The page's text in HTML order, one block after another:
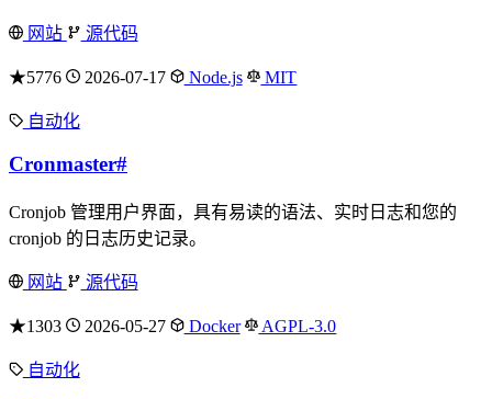
网站 源代码
★5776 2026-07-17 Node.js MIT
自动化
Cronmaster#
Cronjob 管理用户界面，具有易读的语法、实时日志和您的
cronjob 的日志历史记录。
网站 源代码
★1303 2026-05-27 Docker AGPL-3.0
自动化